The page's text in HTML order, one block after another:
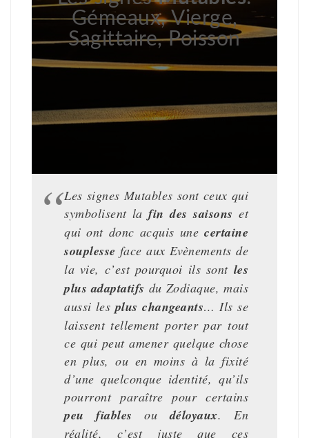
Gémeaux, Vierge,
Sagittaire, Poisson
Les signes Mutables sont ceux qui
symbolisent la fin des saisons et
qui ont donc acquis une certaine
souplesse face aux Evènements de
la vie, c’est pourquoi ils sont les
plus adaptatifs du Zodiaque, mais
aussi les plus changeants… Ils se
laissent tellement porter par tout
ce qui peut amener quelque chose
en plus, ou en moins à la fixité
d’une quelconque identité, qu’ils
pourront paraître pour certains
peu fiables ou déloyaux. En
réalité, c’est juste que ces